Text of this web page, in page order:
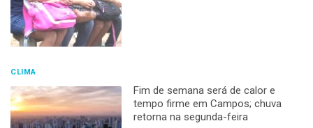
CLIMA
Fim de semana será de calor e
tempo firme em Campos; chuva
retorna na segunda-feira